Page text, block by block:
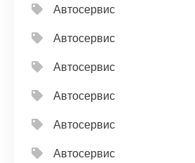
Автосервис
Автосервис
Автосервис
Автосервис
Автосервис
Автосервис